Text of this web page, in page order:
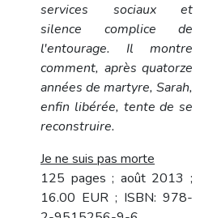
services sociaux et
silence complice de
l'entourage. Il montre
comment, après quatorze
années de martyre, Sarah,
enfin libérée, tente de se
reconstruire.
Je ne suis pas morte
125 pages ; août 2013 ;
16.00 EUR ; ISBN: 978-